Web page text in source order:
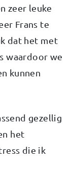
zeer leuke
Frans te
dat het met
waardoor we
kunnen
gezellig
het
die ik